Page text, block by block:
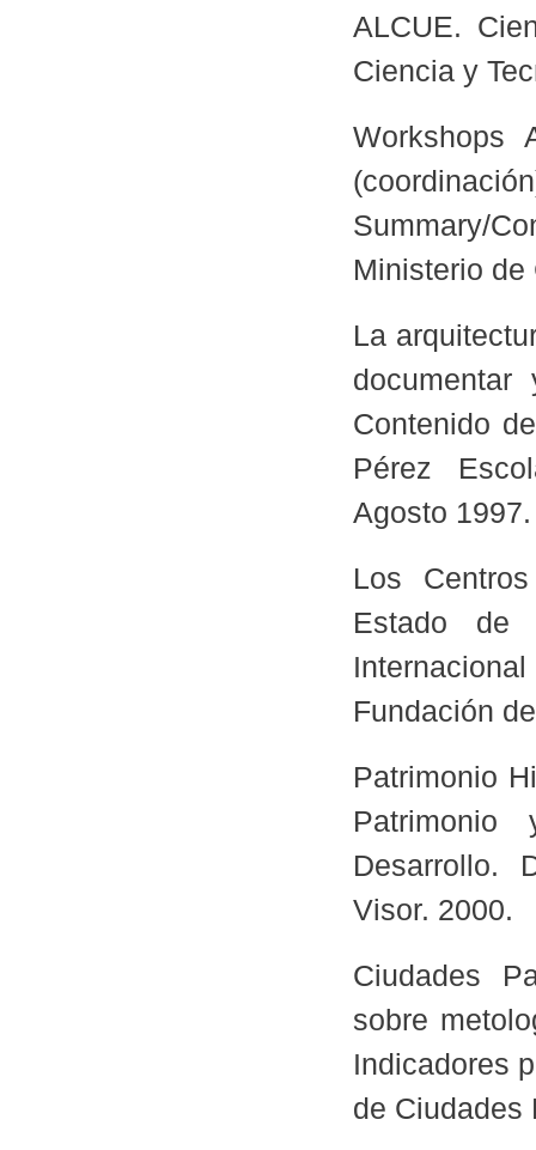
ALCUE.
Ciencia y
Workshops
Summary/
Ministerio de
La
documentar
Contenido
Pérez
Agosto
Los
Estado de
Fundación
Patrimonio
Patrimonio
Desarrollo.
Visor. 2000.
Ciudades
sobre
Indicadores
de Ciudades